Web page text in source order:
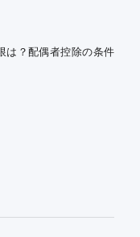
は？配偶者控除の条件